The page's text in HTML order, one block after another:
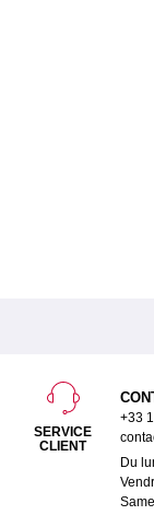
SERVICE
CLIENT
+33
Du